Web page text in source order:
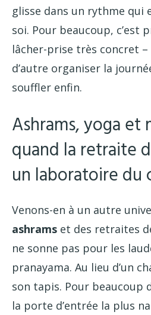
glisse dans un rythme qui
soi. Pour beaucoup, c’est
lâcher-prise très concret –
d’autre organiser la
souffler enfin.
Ashrams, yoga
quand la retraite
un laboratoire du
Venons-en à un autre
ashrams et des retraites
ne sonne pas pour les
pranayama. Au lieu d’un
son tapis. Pour beaucoup
la porte d’entrée la plus